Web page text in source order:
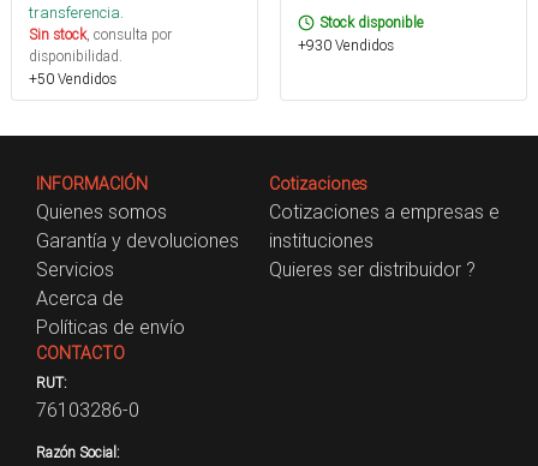
transferencia.
Sin stock, consulta por
disponibilidad.
+50 Vendidos
Stock disponible
+930 Vendidos
INFORMACIÓN
Quienes somos
Garantía y devoluciones
Servicios
Acerca de
Políticas de envío
Cotizaciones
Cotizaciones a empresas e
instituciones
Quieres ser distribuidor ?
CONTACTO
RUT:
76103286-0
Razón Social: